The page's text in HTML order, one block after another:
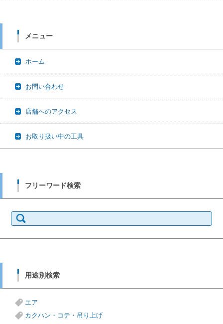
メニュー
ホーム
お問い合わせ
店舗へのアクセス
お取り扱い中の工具
フリーワード検索
索:
用途別検索
エア
カクハン・コテ・吊り上げ